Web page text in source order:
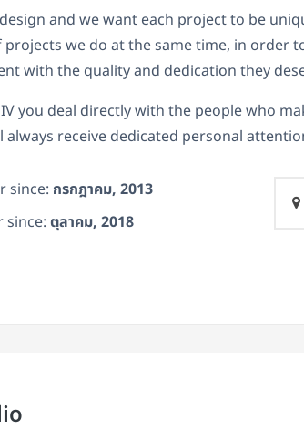
and we want each project to be
we do at the same time, in order
with the quality and dedication they
you deal directly with the people who
always receive dedicated personal
since: กรกฎาคม, 2013
since: ตุลาคม, 2018